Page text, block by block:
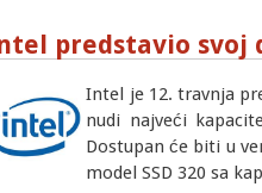
predstavio svoj
Intel je 12. travnja
nudi najveći
Dostupan će biti u
model SSD 320 sa